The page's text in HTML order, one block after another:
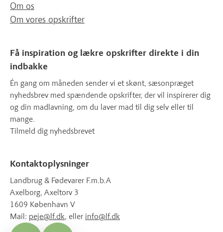
Om os
Om vores opskrifter
Få inspiration og lækre opskrifter direkte i din
indbakke
Én gang om måneden sender vi et skønt, sæsonpræget
nyhedsbrev med spændende opskrifter, der vil inspirerer dig
og din madlavning, om du laver mad til dig selv eller til
mange.
Tilmeld dig nyhedsbrevet
Kontaktoplysninger
Landbrug & Fødevarer F.m.b.A
Axelborg, Axeltorv 3
1609 København V
Mail: peje@lf.dk, eller info@lf.dk